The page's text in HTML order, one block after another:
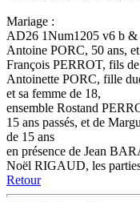
Mariage :
AD26 1Num1205 v6 b &
Antoine PORC, 50 ans,
François PERROT, fils
Antoinette PORC, fille
et sa femme de 18,
ensemble Rostand
15 ans passés, et de
de 15 ans
en présence de Jean
Noël RIGAUD, les
Retour